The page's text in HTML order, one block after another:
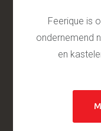
Feerique is
ondernemend
en